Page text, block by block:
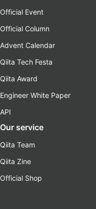
Official Event
Official Column
Advent Calendar
Qiita Tech Festa
Qiita Award
Engineer White Paper
API
Our service
Qiita Team
Qiita Zine
Official Shop